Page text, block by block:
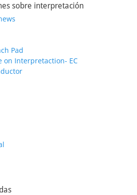
sobre interpretación
Pad
on Interpretaction- EC